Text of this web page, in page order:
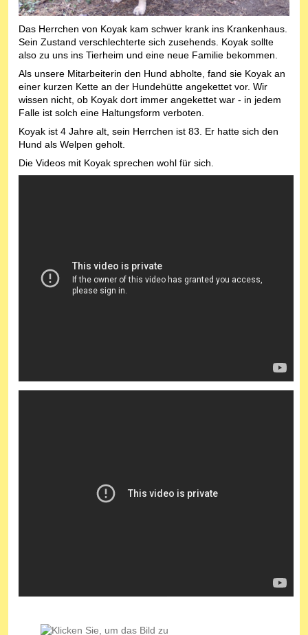
Das Herrchen von Koyak kam schwer krank ins Krankenhaus.
Sein Zustand verschlechterte sich zusehends. Koyak sollte
also zu uns ins Tierheim und eine neue Familie bekommen.
Als unsere Mitarbeiterin den Hund abholte, fand sie Koyak an
einer kurzen Kette an der Hundehütte angekettet vor. Wir
wissen nicht, ob Koyak dort immer angekettet war - in jedem
Falle ist solch eine Haltungsform verboten.
Koyak ist 4 Jahre alt, sein Herrchen ist 83. Er hatte sich den
Hund als Welpen geholt.
Die Videos mit Koyak sprechen wohl für sich.